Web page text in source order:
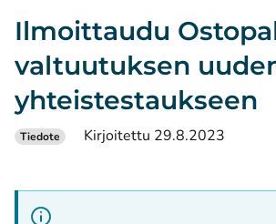
Ilmoittaudu
valtuutuksen
yhteistestaukseen
Tiedote Kirjoitettu 29.8.2023